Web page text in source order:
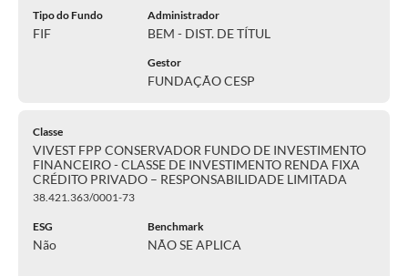
Tipo do Fundo
FIF
Administrador
BEM - DIST. DE TÍTUL
Gestor
FUNDAÇÃO CESP
Classe
VIVEST FPP CONSERVADOR FUNDO DE INVESTIMENTO
FINANCEIRO - CLASSE DE INVESTIMENTO RENDA FIXA
CRÉDITO PRIVADO – RESPONSABILIDADE LIMITADA
38.421.363/0001-73
ESG
Não
Benchmark
NÃO SE APLICA